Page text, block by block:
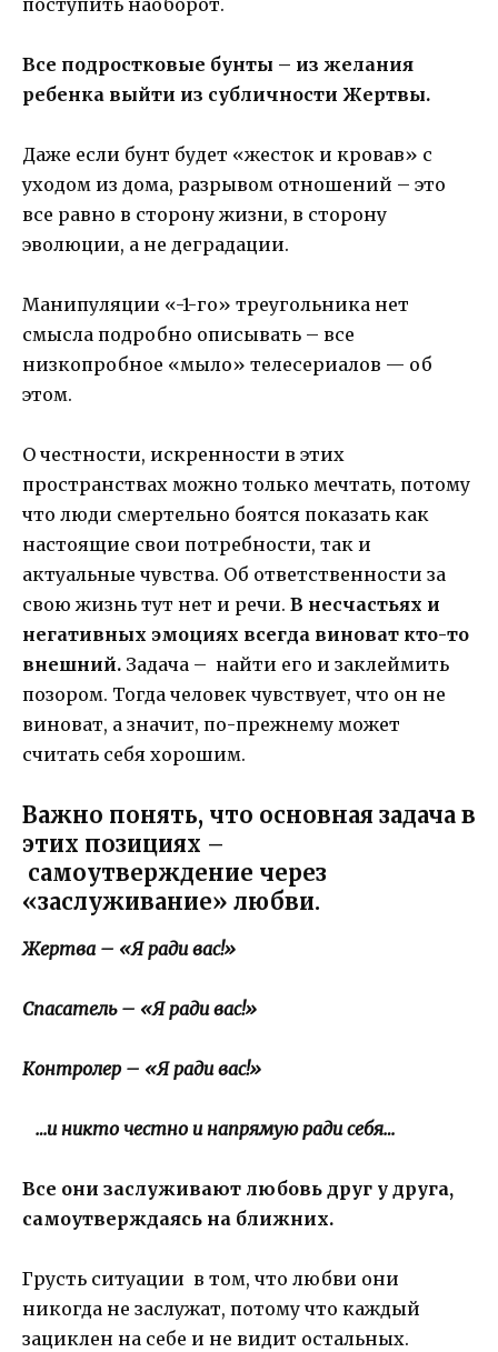
Все подростковые бунты – из желания
ребенка выйти из субличности Жертвы.
Даже если бунт будет «жесток и кровав» с
уходом из дома, разрывом отношений – это
все равно в сторону жизни, в сторону
эволюции, а не деградации.
Манипуляции «-1-го» треугольника нет
смысла подробно описывать – все
низкопробное «мыло» телесериалов — об
этом.
О честности, искренности в этих
пространствах можно только мечтать, потому
что люди смертельно боятся показать как
настоящие свои потребности, так и
актуальные чувства. Об ответственности за
свою жизнь тут нет и речи. В несчастьях и
негативных эмоциях всегда виноват кто-то
внешний. Задача – найти его и заклеймить
позором. Тогда человек чувствует, что он не
виноват, а значит, по-прежнему может
считать себя хорошим.
Важно понять, что основная задача в
этих позициях –
самоутверждение через
«заслуживание» любви.
Жертва – «Я ради вас!»
Спасатель – «Я ради вас!»
Контролер – «Я ради вас!»
…и никто честно и напрямую ради себя…
Все они заслуживают любовь друг у друга,
самоутверждаясь на ближних.
Грусть ситуации в том, что любви они
никогда не заслужат, потому что каждый
зациклен на себе и не видит остальных.